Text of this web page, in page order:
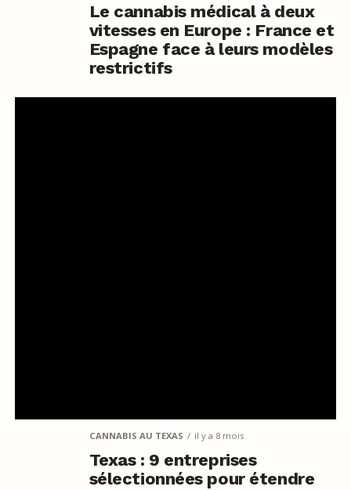
Le cannabis médical à deux
vitesses en Europe : France et
Espagne face à leurs modèles
restrictifs
CANNABIS AU TEXAS il y a 8 mois
Texas : 9 entreprises
sélectionnées pour étendre